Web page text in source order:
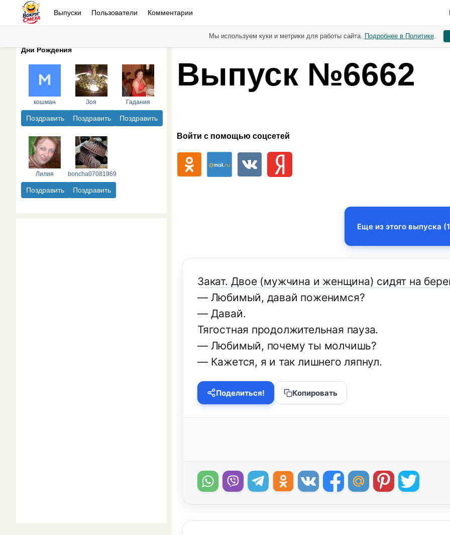
Выпуски Пользователи Комментарии
Дни Рождения
кошман
Поздравить
Зоя
Поздравить
Гадания
Поздравить
Лилия
Поздравить
boncha07081969
Поздравить
Выпуск №6662
Войти с помощью соцсетей
Еще из этого выпуска
Закат. Двое (мужчина и женщина) сидят на
— Любимый, давай поженимся?
— Давай.
Тягостная продолжительная пауза.
— Любимый, почему ты молчишь?
— Кажется, я и так лишнего ляпнул.
Поделиться! Копировать
Мы используем куки и метрики для работы сайта. Подробнее в Политике.